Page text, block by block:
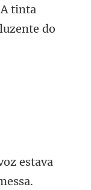
estava